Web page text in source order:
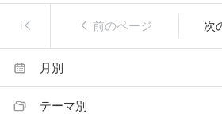
前のページ 次
月別
テーマ別